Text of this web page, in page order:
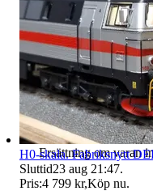
Ersättning om varan
H0-skala. Fabriksnytt
Sluttid23 aug 21:47.
Pris:4 799 kr,Köp nu.